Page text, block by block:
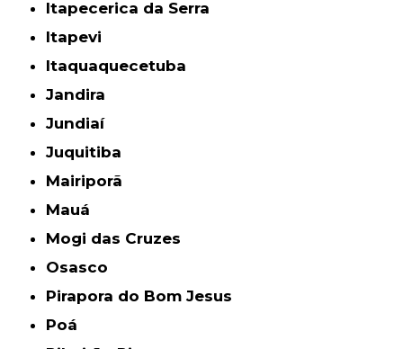
Itapecerica da Serra
Itapevi
Itaquaquecetuba
Jandira
Jundiaí
Juquitiba
Mairiporã
Mauá
Mogi das Cruzes
Osasco
Pirapora do Bom Jesus
Poá